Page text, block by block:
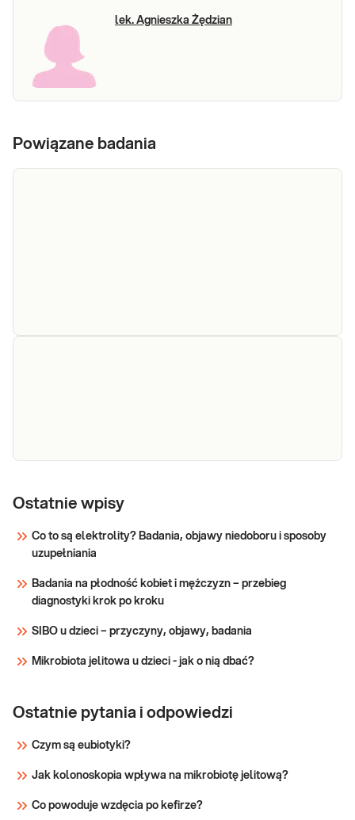
lek. Agnieszka Żędzian
Powiązane badania
B12 w surowicy. Diagnostyka i leczenie
zaburzeń neurologicznych.
Ostatnie wpisy
Co to są elektrolity? Badania, objawy niedoboru i sposoby
uzupełniania
Badania na płodność kobiet i mężczyzn – przebieg
diagnostyki krok po kroku
SIBO u dzieci – przyczyny, objawy, badania
Mikrobiota jelitowa u dzieci - jak o nią dbać?
Ostatnie pytania i odpowiedzi
Czym są eubiotyki?
Jak kolonoskopia wpływa na mikrobiotę jelitową?
Co powoduje wzdęcia po kefirze?